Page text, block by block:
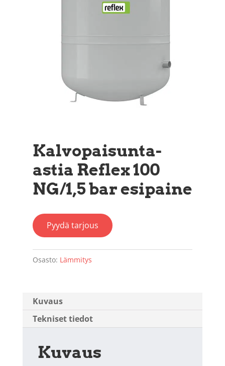
Kalvopaisunta-
astia Reflex 100
NG/1,5 bar esipaine
Pyydä tarjous
Osasto: Lämmitys
Kuvaus
Tekniset tiedot
Kuvaus